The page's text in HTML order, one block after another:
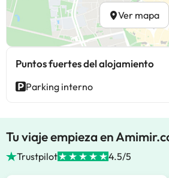
Ver mapa
Puntos fuertes del alojamiento
Parking interno
Tu viaje empieza en
Trustpilot 4.5/5